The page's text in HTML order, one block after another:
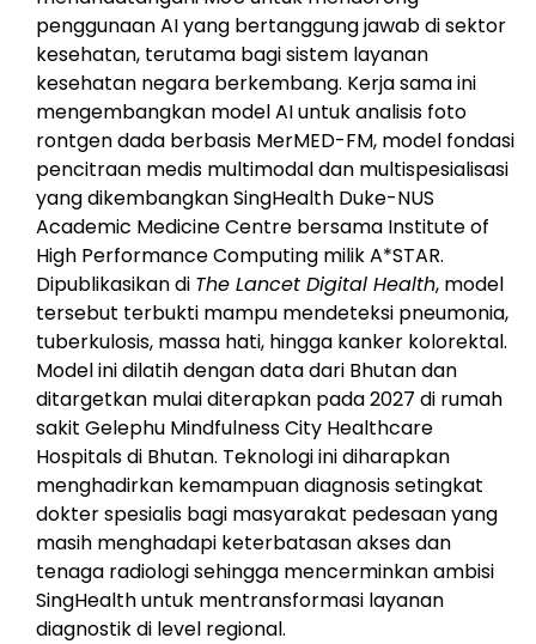
penggunaan AI yang bertanggung jawab di sektor
kesehatan, terutama bagi sistem layanan
kesehatan negara berkembang. Kerja sama ini
mengembangkan model AI untuk analisis foto
rontgen dada berbasis MerMED-FM, model fondasi
pencitraan medis multimodal dan multispesialisasi
yang dikembangkan SingHealth Duke-NUS
Academic Medicine Centre bersama Institute of
High Performance Computing milik A*STAR.
Dipublikasikan di The Lancet Digital Health, model
tersebut terbukti mampu mendeteksi pneumonia,
tuberkulosis, massa hati, hingga kanker kolorektal.
Model ini dilatih dengan data dari Bhutan dan
ditargetkan mulai diterapkan pada 2027 di rumah
sakit Gelephu Mindfulness City Healthcare
Hospitals di Bhutan. Teknologi ini diharapkan
menghadirkan kemampuan diagnosis setingkat
dokter spesialis bagi masyarakat pedesaan yang
masih menghadapi keterbatasan akses dan
tenaga radiologi sehingga mencerminkan ambisi
SingHealth untuk mentransformasi layanan
diagnostik di level regional.